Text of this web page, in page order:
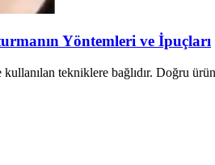
Yöntemleri ve İpuçları
tekniklere bağlıdır. Doğru